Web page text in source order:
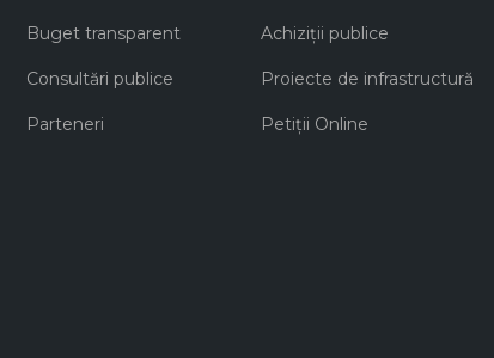
Buget transparent Achiziţii publice
Consultări publice Proiecte de infrastructură
Parteneri Petiții Online